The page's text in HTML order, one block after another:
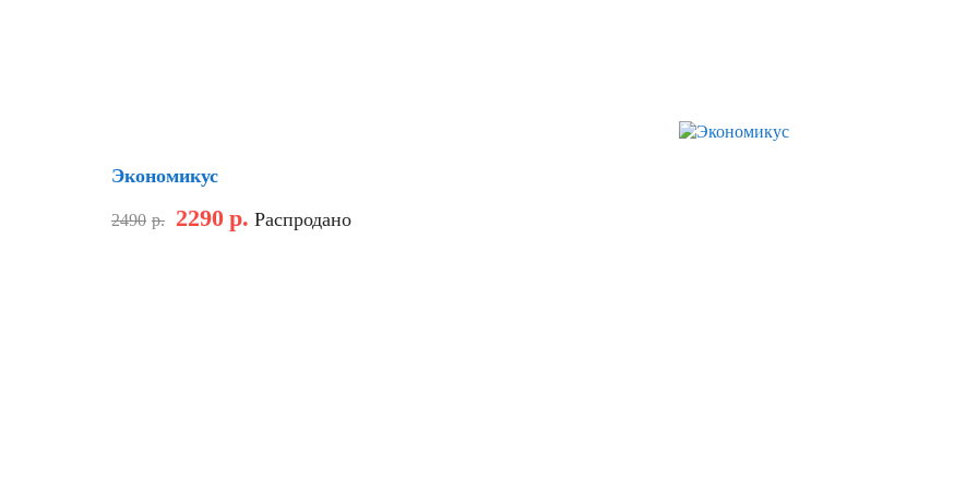
Экономикус
2490 р. 2290 р. Распродано